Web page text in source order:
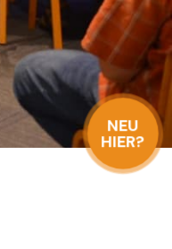
NEU
HIER?